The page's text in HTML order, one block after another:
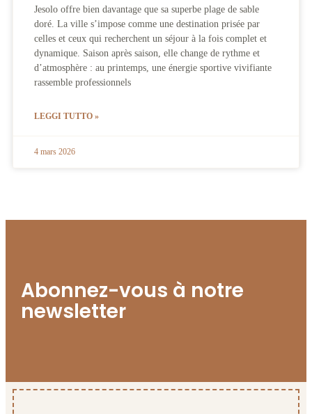
Jesolo offre bien davantage que sa superbe plage de sable
doré. La ville s’impose comme une destination prisée par
celles et ceux qui recherchent un séjour à la fois complet et
dynamique. Saison après saison, elle change de rythme et
d’atmosphère : au printemps, une énergie sportive vivifiante
rassemble professionnels
LEGGI TUTTO »
4 mars 2026
Abonnez-vous à notre
newsletter